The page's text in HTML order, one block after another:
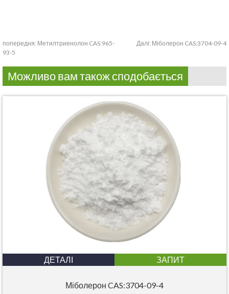
попередня: Метилтриенолон CAS:965-
93-5
Далі: Міболерон CAS:3704-09-4
Можливо вам також сподобається
ДЕТАЛІ ЗАПИТ
Міболерон CAS:3704-09-4